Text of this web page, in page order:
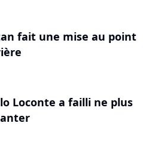
fait une mise au point
Loconte a failli ne plus